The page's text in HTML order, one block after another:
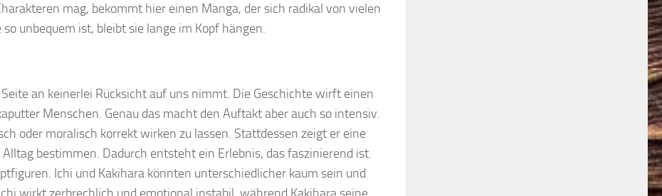
mag, bekommt hier einen Manga, der sich radikal von vielen
unbequem ist, bleibt sie lange im Kopf hängen.
an keinerlei Rücksicht auf uns nimmt. Die Geschichte wirft einen
Menschen. Genau das macht den Auftakt aber auch so intensiv.
oder moralisch korrekt wirken zu lassen. Stattdessen zeigt er eine
bestimmen. Dadurch entsteht ein Erlebnis, das faszinierend ist.
Ichi und Kakihara könnten unterschiedlicher kaum sein und